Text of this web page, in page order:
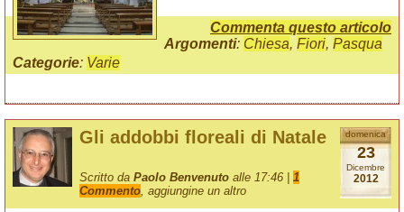
Commenta questo articolo
Argomenti: Chiesa, Fiori, Pasqua
Categorie: Varie
domenica
23
Dicembre
2012
Gli addobbi floreali di Natale
Scritto da Paolo Benvenuto alle 17:46 | 1
Commento, aggiungine un altro